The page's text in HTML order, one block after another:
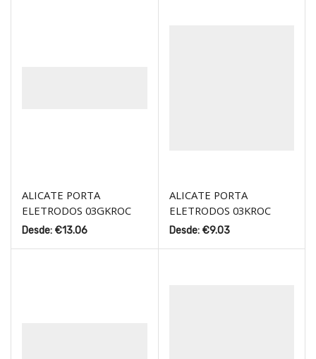
ALICATE PORTA
ELETRODOS 03GKROC
Desde: €13.06
ALICATE PORTA
ELETRODOS 03KROC
Desde: €9.03